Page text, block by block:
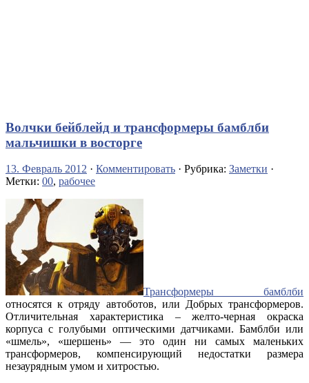
Волчки бейблейд и трансформеры бамблби
мальчишки в восторге
13. Февраль 2012 · Комментировать · Рубрика: Заметки ·
Метки: 00, рабочее
Трансформеры бамблби
относятся к отряду автоботов, или Добрых трансформеров.
Отличительная характеристика – желто-черная окраска
корпуса с голубыми оптическими датчиками. Бамблби или
«шмель», «шершень» — это один ни самых маленьких
трансформеров, компенсирующий недостатки размера
незаурядным умом и хитростью.